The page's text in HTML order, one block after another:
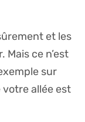
et les
ce n’est
sur
allée est